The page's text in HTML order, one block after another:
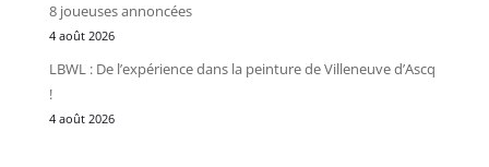
8 joueuses annoncées
4 août 2026
LBWL : De l’expérience dans la peinture de Villeneuve d’Ascq
!
4 août 2026